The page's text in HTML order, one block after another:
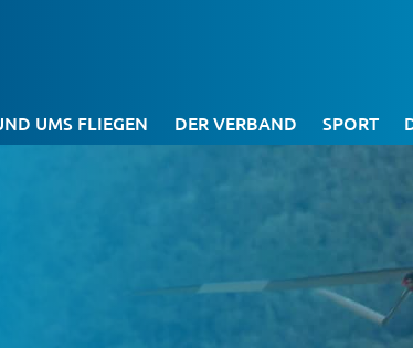
UMS FLIEGEN DER VERBAND SPORT